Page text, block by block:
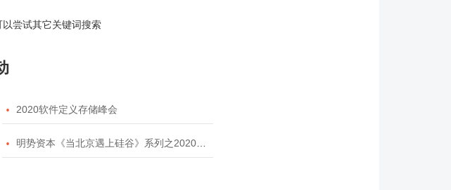
尝试其它关键词搜索
 2020软件定义存储峰会
 明势资本《当北京遇上硅谷》系列之2020年度开源峰会